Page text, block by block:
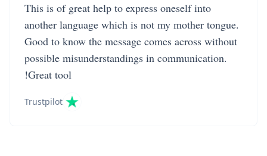
This is of great help to express oneself into
another language which is not my mother tongue.
Good to know the message comes across without
possible misunderstandings in communication.
Great tool!
Trustpilot